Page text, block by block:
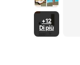
+12
Di più